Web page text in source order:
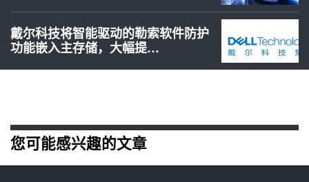
戴尔科技将智能驱动的勒索软件防护
功能嵌入主存储，大幅提…
您可能感兴趣的文章